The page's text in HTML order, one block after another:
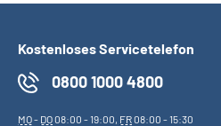
Kostenloses Servicetelefon
0800 1000 4800
MO- DO08:00 - 19:00, FR08:00 - 15:30